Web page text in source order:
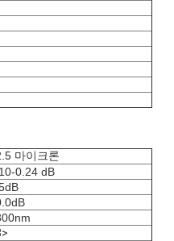
마이크론
0.24 dB